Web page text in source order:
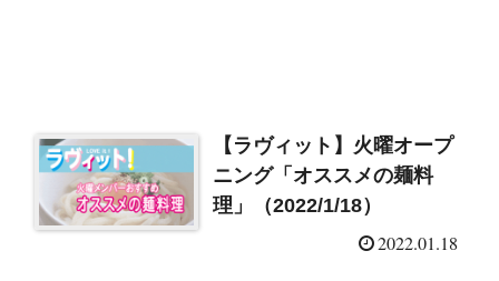
【ラヴィット】火曜オープ
ニング「オススメの麺料
理」（2022/1/18）
2022.01.18